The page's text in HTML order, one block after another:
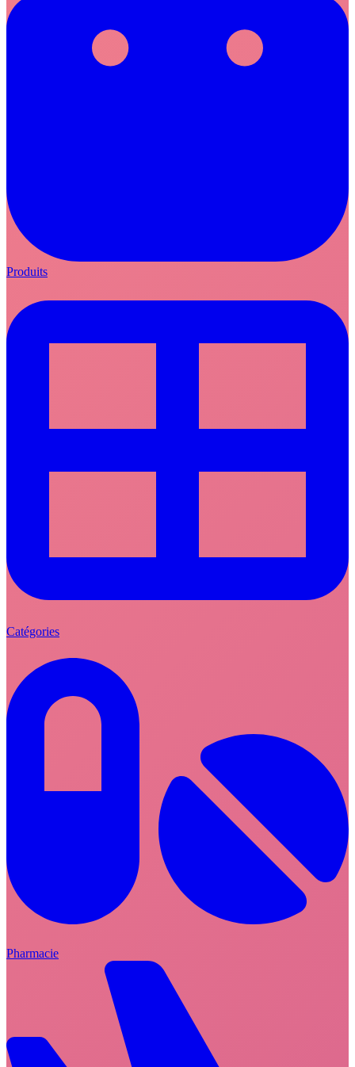
Produits
Catégories
Pharmacie